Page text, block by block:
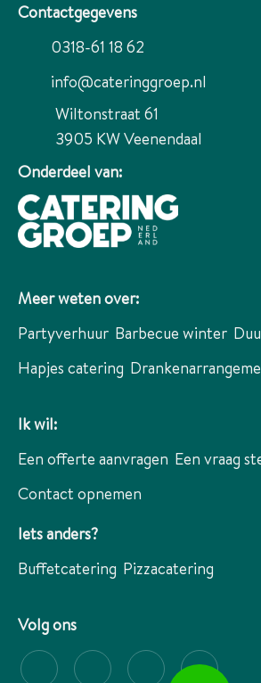
Contactgegevens
0318-61 18 62
info@cateringgroep.nl
Wiltonstraat 61
3905 KWVeenendaal
Onderdeel van:
Meer weten over:
Partyverhuur Barbecue winter
Hapjes catering
Ik wil:
Een offerte aanvragen Een vraag
Contact opnemen
Iets anders?
Buffetcatering Pizzacatering
Volg ons